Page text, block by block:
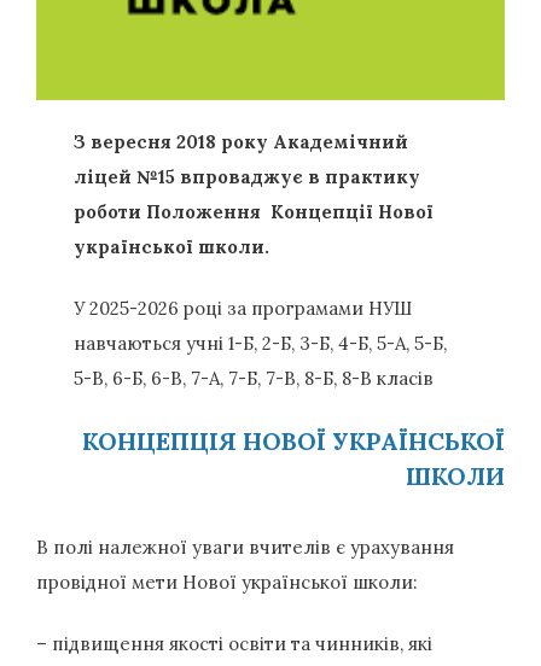
З вересня 2018 року Академічний
ліцей №15 впроваджує в практику
роботи Положення Концепції Нової
української школи.
У 2025-2026 році за програмами НУШ
навчаються учні 1-Б, 2-Б, 3-Б, 4-Б, 5-А, 5-Б,
5-В, 6-Б, 6-В, 7-А, 7-Б, 7-В, 8-Б, 8-В класів
КОНЦЕПЦІЯ НОВОЇ УКРАЇНСЬКОЇ
ШКОЛИ
В полі належної уваги вчителів є урахування
провідної мети Нової української школи:
– підвищення якості освіти та чинників, які